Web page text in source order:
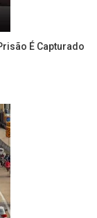
É Capturado